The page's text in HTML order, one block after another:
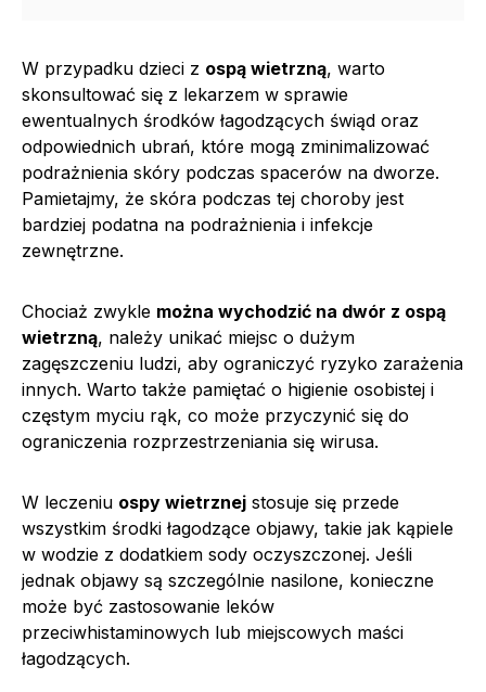
W przypadku dzieci z ospą wietrzną, warto
skonsultować się z lekarzem w sprawie
ewentualnych środków łagodzących świąd oraz
odpowiednich ubrań, które mogą zminimalizować
podrażnienia skóry podczas spacerów na dworze.
Pamietajmy, że skóra podczas tej choroby jest
bardziej podatna na podrażnienia i infekcje
zewnętrzne.
Chociaż zwykle można wychodzić na dwór z ospą
wietrzną, należy unikać miejsc o dużym
zagęszczeniu ludzi, aby ograniczyć ryzyko zarażenia
innych. Warto także pamiętać o higienie osobistej i
częstym myciu rąk, co może przyczynić się do
ograniczenia rozprzestrzeniania się wirusa.
W leczeniu ospy wietrznej stosuje się przede
wszystkim środki łagodzące objawy, takie jak kąpiele
w wodzie z dodatkiem sody oczyszczonej. Jeśli
jednak objawy są szczególnie nasilone, konieczne
może być zastosowanie leków
przeciwhistaminowych lub miejscowych maści
łagodzących.